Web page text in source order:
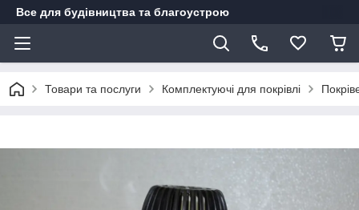
Все для будівництва та благоустрою
Товари та послуги Комплектуючі для покрівлі